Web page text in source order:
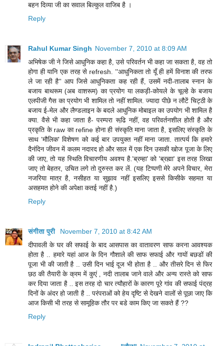
बहन दिव्या जी का सवाल बिल्कुल वाजिब है ।
Reply
Rahul Kumar Singh November 7, 2010 at 8:09 AM
अभिषेक जी ने जिसे आधुनिक कहा है, उसे परिवर्तन भी कहा जा सकता है, वह तो
होगा ही यानि एक तरह से refresh. ''आधुनिकता तो यूँ ही हमें विनाश की तरफ
ले जा रही है'' आप जिसे आधुनिकता कह रही हैं, उसमें नदी-तालाब स्‍नान के
बजाय बाथरूम (अब वाशरूम) का प्रयोग या लकड़ी-कोयले के चूल्‍हे के बजाय
एलपीजी गैस का प्रयोग भी शामिल तो नहीं शामिल. ज्‍यादा पीछे न लौटें चिट्ठी के
बजाय ई-मेल और लैण्‍डलाइन के बदले आधुनिक मोबाइल का उपयोग भी शामिल है
क्‍या. वैसे भी कहा जाता है- परम्‍परा रूढि़ नहीं, वह परिवर्तनशील होती है और
प्रकृति के raw का refine होना ही संस्‍कृति माना जाता है, इसलिए संस्‍कृति के
साथ 'मौलिक' विशेषण को कई बार उपयुक्‍त नहीं माना जाता. तात्‍पर्य कि हमारे
दैनंदिन जीवन में कलम नदारद हो और साल में एक दिन उसकी खोज पूजा के लिए
की जाए, तो यह स्थिति विचारणीय अवश्‍य है.'ब्रम्हा' को 'ब्रह्मा' इस तरह लिखा
जाए तो बेहतर, उचित लगे तो दुरुस्‍त कर लें. (यह टिप्‍पणी मेरे अपने विचार, मेरा
नजरिया मात्र है, नसीहत या सुझाव नहीं इसलिए इससे किसीके सहमत या
असहमत होने की अपेक्षा कतई नहीं है.)
Reply
संगीता पुरी
November 7, 2010 at 8:42 AM
दीपावली के घर की सफाई के बाद आसपास का वातावरण साफ करना आवश्‍यक
होता है .. हमारे यहां आज के दिन गौशाले की साफ सफाई और गायों बछडों की
पूजा भी की जाती है .. उसी दिन भाई दूज भी होता है .. और तीसरे दिन से फिर
छठ की तैयारी के क्रम में कुएं , नदी तालाब जाने वाले और अन्‍य रास्‍ते को साफ
कर दिया जाता है .. इस तरह दो चार त्‍यौहारों के कारण पूरे गांव की सफाई पंद्रह
दिनों के अंदर हो जाती है .. परंपराओं को हेय दृष्टि से देखने वालों से पूछा जाए कि
आज किसी भी तरह से सामूहिक तौर पर बडे काम किए जा सकते हैं ??
Reply